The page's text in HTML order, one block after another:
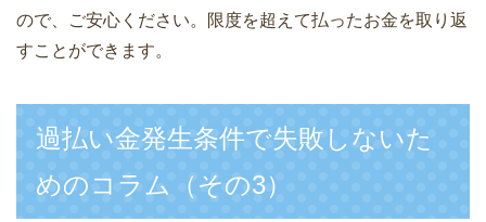
ので、ご安心ください。限度を超えて払ったお金を取り返
すことができます。
過払い金発生条件で失敗しないた
めのコラム（その3）